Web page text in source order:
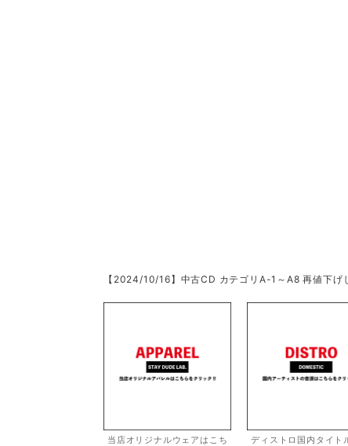
【2024/10/16】中古CD カテゴリA-1～A8 再値下
当店オリジナルウェアはこち
ディストロ国内タイト